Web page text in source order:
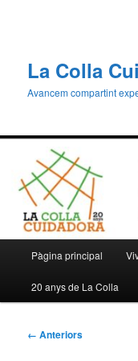
La Colla
Avancem compartint
principal
Pàgina principal
20 anys de La Colla
Navegació
← Anteriors